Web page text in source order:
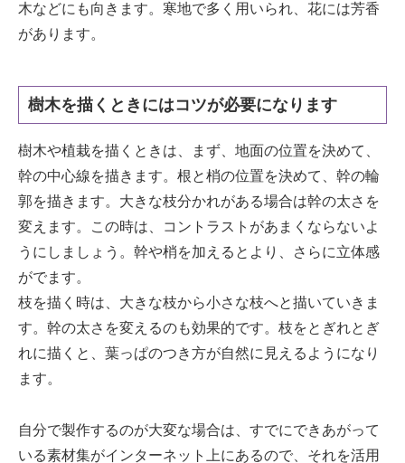
木などにも向きます。寒地で多く用いられ、花には芳香
があります。
樹木を描くときにはコツが必要になります
樹木や植栽を描くときは、まず、地面の位置を決めて、
幹の中心線を描きます。根と梢の位置を決めて、幹の輪
郭を描きます。大きな枝分かれがある場合は幹の太さを
変えます。この時は、コントラストがあまくならないよ
うにしましょう。幹や梢を加えるとより、さらに立体感
がでます。
枝を描く時は、大きな枝から小さな枝へと描いていきま
す。幹の太さを変えるのも効果的です。枝をとぎれとぎ
れに描くと、葉っぱのつき方が自然に見えるようになり
ます。
自分で製作するのが大変な場合は、すでにできあがって
いる素材集がインターネット上にあるので、それを活用